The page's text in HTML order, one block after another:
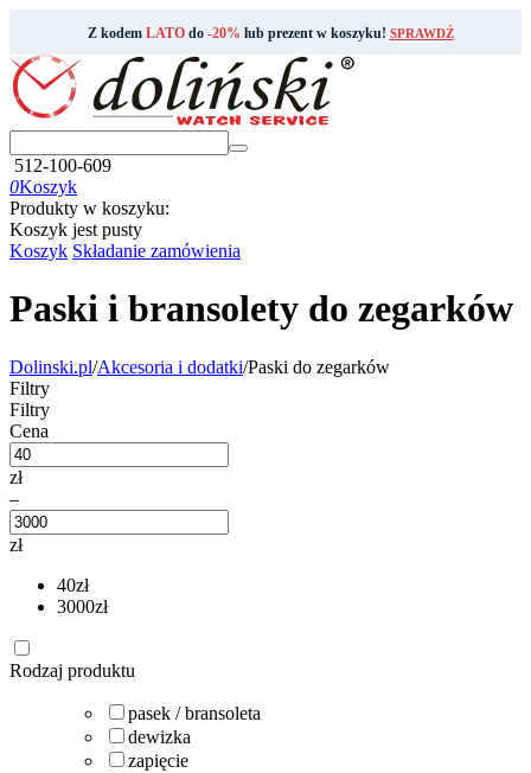
Z kodem LATOdo -20% lub prezent w koszyku! SPRAWDŹ
512-100-609
0Koszyk
Produkty w koszyku:
Koszyk jest pusty
Koszyk Składanie zamówienia
Paski i bransolety do zegarków
Dolinski.pl/Akcesoria i dodatki/Paski do zegarków
Filtry
Filtry
Cena
zł
–
zł
40zł
3000zł
Rodzaj produktu
pasek / bransoleta
dewizka
zapięcie